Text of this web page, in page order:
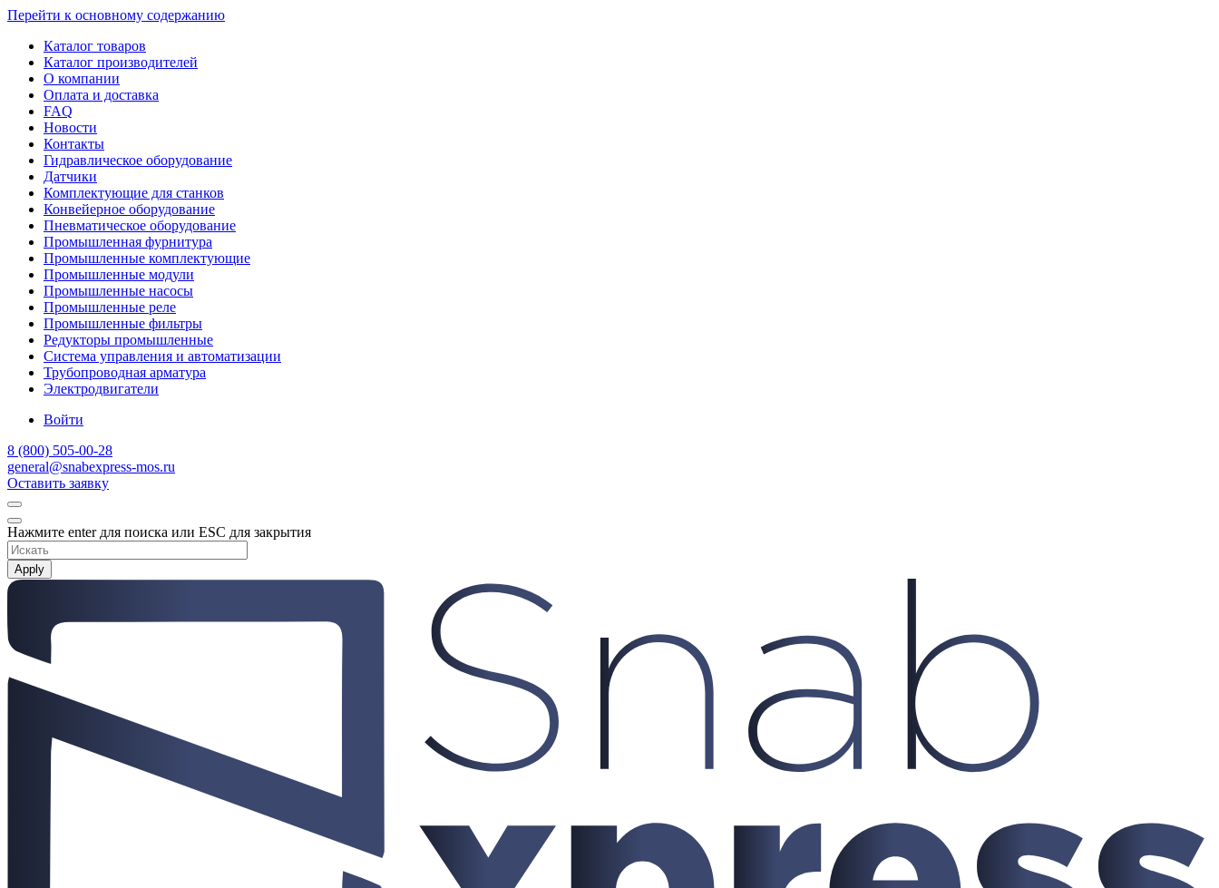
Перейти к основному содержанию
Каталог товаров
Каталог производителей
О компании
Оплата и доставка
FAQ
Новости
Контакты
Гидравлическое оборудование
Датчики
Комплектующие для станков
Конвейерное оборудование
Пневматическое оборудование
Промышленная фурнитура
Промышленные комплектующие
Промышленные модули
Промышленные насосы
Промышленные реле
Промышленные фильтры
Редукторы промышленные
Система управления и автоматизации
Трубопроводная арматура
Электродвигатели
Войти
8 (800) 505-00-28
general@snabexpress-mos.ru
Оставить заявку
Нажмите enter для поиска или ESC для закрытия
Apply